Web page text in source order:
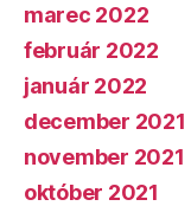
marec 2022
február 2022
január 2022
december 2021
november 2021
október 2021